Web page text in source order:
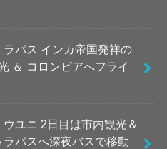
ラパス インカ帝国発祥の
＆ コロンビアへフライ
ウユニ 2日目は市内観光＆
パスへ深夜バスで移動